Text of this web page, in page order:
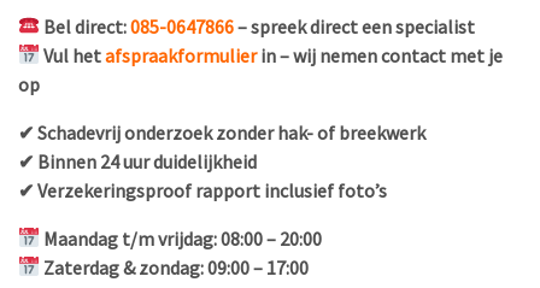
Bel direct:085-0647866– spreek direct een specialist
Vul hetafspraakformulierin – wij nemen contact met je
op
✔ Schadevrij onderzoek zonder hak- of breekwerk
✔ Binnen 24 uur duidelijkheid
✔ Verzekeringsproof rapport inclusief foto’s
Maandag t/m vrijdag: 08:00 – 20:00
Zaterdag & zondag: 09:00 – 17:00